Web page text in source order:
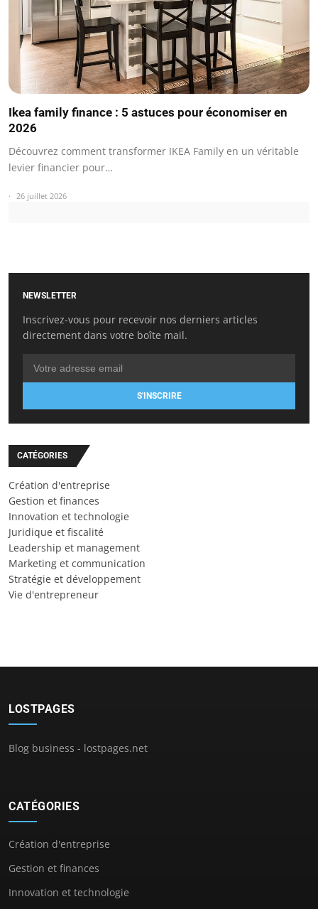
Ikea family finance : 5 astuces pour économiser en
2026
Découvrez comment transformer IKEA Family en un véritable
levier financier pour…
26 juillet 2026
NEWSLETTER
Inscrivez-vous pour recevoir nos derniers articles
directement dans votre boîte mail.
S'INSCRIRE
CATÉGORIES
Création d'entreprise
Gestion et finances
Innovation et technologie
Juridique et fiscalité
Leadership et management
Marketing et communication
Stratégie et développement
Vie d'entrepreneur
LOSTPAGES
Blog business - lostpages.net
CATÉGORIES
Création d'entreprise
Gestion et finances
Innovation et technologie